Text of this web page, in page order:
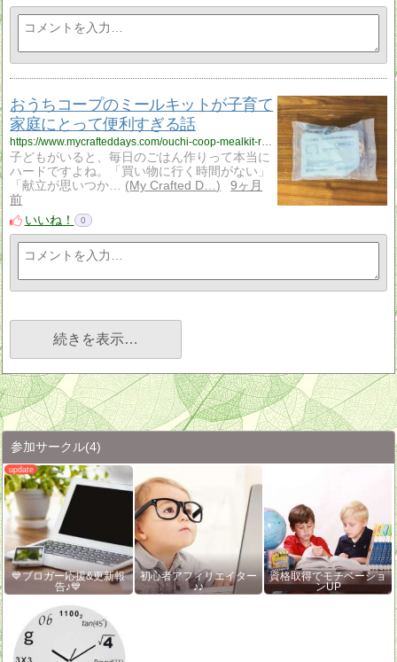
おうちコープのミールキットが子育て
家庭にとって便利すぎる話
子どもがいると、毎日のごはん作りって本当に
ハードですよね。「買い物に行く時間がない」
「献立が思いつか…
My Crafted D…
9ヶ月
前
いいね！
0
続きを表示…
参加サークル(4)
💙ブロガー応援&更新報
告♪💙
初心者アフィリエイター
♪♪
資格取得でモチベーショ
ンUP